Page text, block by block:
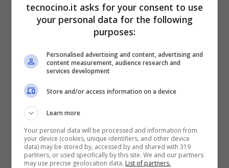
tecnocino.it asks for your consent to use
your personal data for the following
purposes:
Personalised advertising and content, advertising and
content measurement, audience research and
services development
Store and/or access information on a device
Learn more
Your personal data will be processed and information from
your device (cookies, unique identifiers, and other device
data) may be stored by, accessed by and shared with 319
partners, or used specifically by this site. We and our partners
may use precise geolocation data. List of partners.